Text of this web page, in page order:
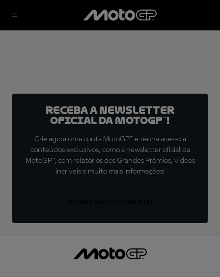
Receba a newsletter
oficial da MotoGP™!
Crie agora uma conta MotoGP™ e tenha acesso a
conteúdos exclusivos, como a newsletter oficial da
MotoGP™, com relatórios dos Grandes Prêmios, vídeos
incríveis e muito mais informações!